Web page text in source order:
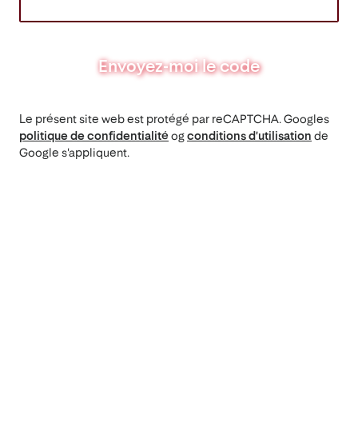
Envoyez-moi le code
Le présent site web est protégé par reCAPTCHA. Googles
politique de confidentialitéogconditions d'utilisation de
Google s'appliquent.